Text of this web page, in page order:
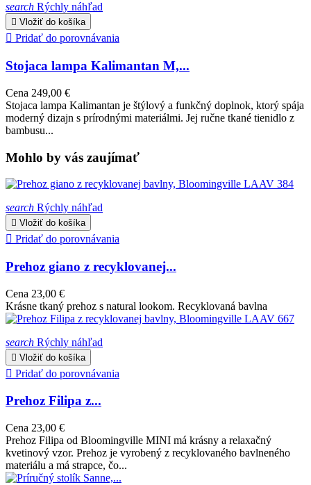
search Rýchly náhľad
 Vložiť do košíka
 Pridať do porovnávania
Stojaca lampa Kalimantan M,...
Cena 249,00 €
Stojaca lampa Kalimantan je štýlový a funkčný doplnok, ktorý spája
moderný dizajn s prírodnými materiálmi. Jej ručne tkané tienidlo z
bambusu...
Mohlo by vás zaujímať
search Rýchly náhľad
 Vložiť do košíka
 Pridať do porovnávania
Prehoz giano z recyklovanej...
Cena 23,00 €
Krásne tkaný prehoz s natural lookom. Recyklovaná bavlna
search Rýchly náhľad
 Vložiť do košíka
 Pridať do porovnávania
Prehoz Filipa z...
Cena 23,00 €
Prehoz Filipa od Bloomingville MINI má krásny a relaxačný
kvetinový vzor. Prehoz je vyrobený z recyklovaného bavlneného
materiálu a má strapce, čo...